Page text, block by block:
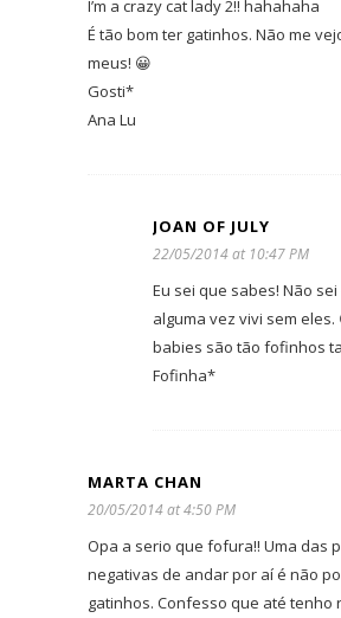
I’m a crazy cat lady 2!! hahahaha
É tão bom ter gatinhos. Não me
meus! 😀
Gosti*
Ana Lu
JOAN OF JULY
22/05/2014 at 10:47 PM
Eu sei que sabes! Não
alguma vez vivi sem eles.
babies são tão fofinhos
Fofinha*
MARTA CHAN
20/05/2014 at 4:50 PM
Opa a serio que fofura!! Uma das
negativas de andar por aí é não
gatinhos. Confesso que até tenho